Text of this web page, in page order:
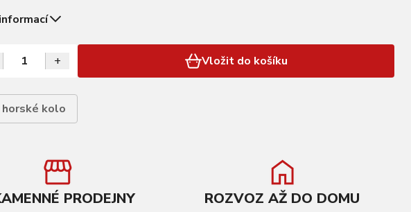
+ Vložit do košíku
horské kolo
PRODEJNY ROZVOZ AŽ DO DOMU